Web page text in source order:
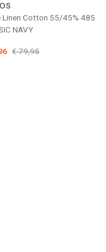
Linen Cotton 55/45% 485
NAVY
€ 79,95